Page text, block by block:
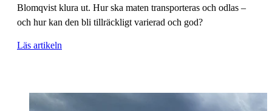
Blomqvist klura ut. Hur ska maten transporteras och odlas –
och hur kan den bli tillräckligt varierad och god?
Läs artikeln